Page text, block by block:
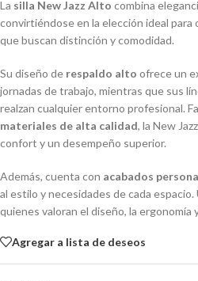
La silla New Jazz Alto combina
convirtiéndose en la elección ideal
que buscan distinción y comodidad.
Su diseño de respaldo alto ofrece un
jornadas de trabajo, mientras que sus
realzan cualquier entorno profesional.
materiales de alta calidad, la New
confort y un desempeño superior.
Además, cuenta con acabados
al estilo y necesidades de cada espacio.
quienes valoran el diseño, la ergonomía
Agregar a lista de deseos